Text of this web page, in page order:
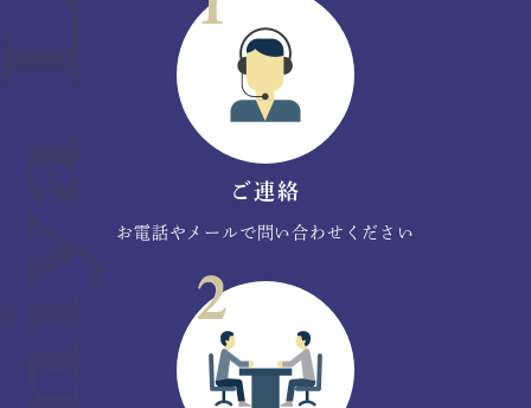
ご連絡
お電話やメールで問い合わせください